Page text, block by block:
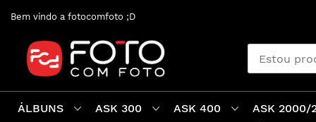
para
conteúdo
Bem vindo a fotocomfoto ;D
ÁLBUNS ASK 300 ASK 400 ASK 2000/